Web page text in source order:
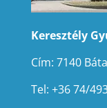
Keresztély
Cím: 7140
Tel: +36 74/